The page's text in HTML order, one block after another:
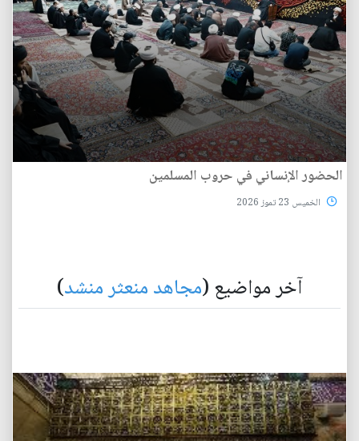
الحضور الإنساني في حروب المسلمين
الخميس 23 تموز 2026
آخر مواضيع (مجاهد منعثر منشد)